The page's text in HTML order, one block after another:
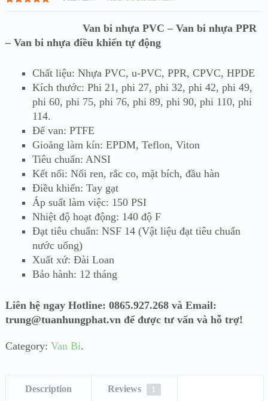
Van bi nhựa PVC – Van bi nhựa PPR
– Van bi nhựa điều khiển tự động
Chất liệu: Nhựa PVC, u-PVC, PPR, CPVC, HPDE
Kích thước: Phi 21, phi 27, phi 32, phi 42, phi 49,
phi 60, phi 75, phi 76, phi 89, phi 90, phi 110, phi
114.
Đế van: PTFE
Gioăng làm kín: EPDM, Teflon, Viton
Tiêu chuẩn: ANSI
Kết nối: Nối ren, rắc co, mặt bích, đầu hàn
Điều khiển: Tay gạt
Áp suất làm việc: 150 PSI
Nhiệt độ hoạt động: 140 độ F
Đạt tiêu chuẩn: NSF 14 (Vật liệu đạt tiêu chuẩn
nước uống)
Xuất xứ: Đài Loan
Bảo hành: 12 tháng
Liên hệ ngay Hotline: 0865.927.268 và Email:
trung@tuanhungphat.vn để được tư vấn và hỗ trợ!
Category: Van Bi.
Description Reviews 1